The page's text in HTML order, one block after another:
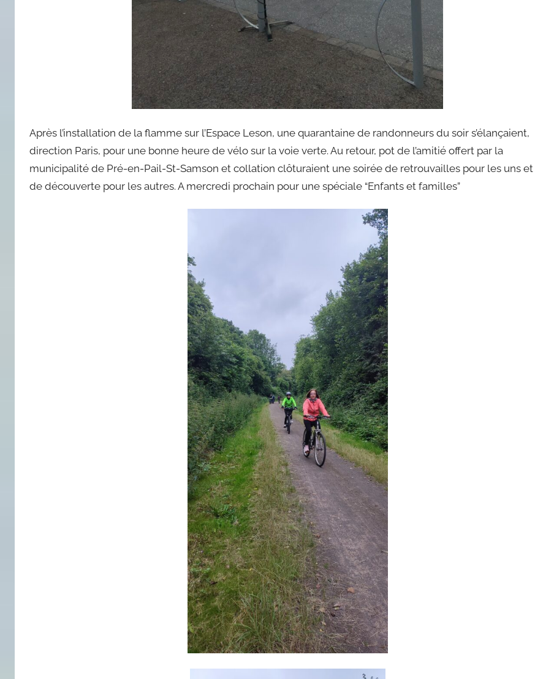
Après l’installation de la flamme sur l’Espace Leson, une quarantaine de randonneurs du soir s’élançaient,
direction Paris, pour une bonne heure de vélo sur la voie verte. Au retour, pot de l’amitié offert par la
municipalité de Pré-en-Pail-St-Samson et collation clôturaient une soirée de retrouvailles pour les uns et
de découverte pour les autres. A mercredi prochain pour une spéciale “Enfants et familles”